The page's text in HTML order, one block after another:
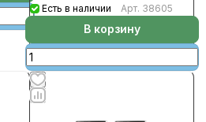
Есть в наличии Арт. 38605
В корзину